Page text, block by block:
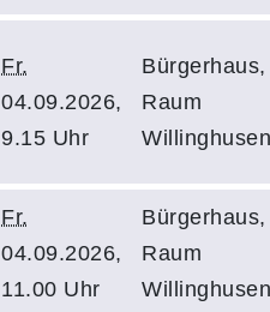
Fr.
04.09.2026,
9.15 Uhr
Bürgerhaus,
Raum
Willinghusen
Fr.
04.09.2026,
11.00 Uhr
Bürgerhaus,
Raum
Willinghusen